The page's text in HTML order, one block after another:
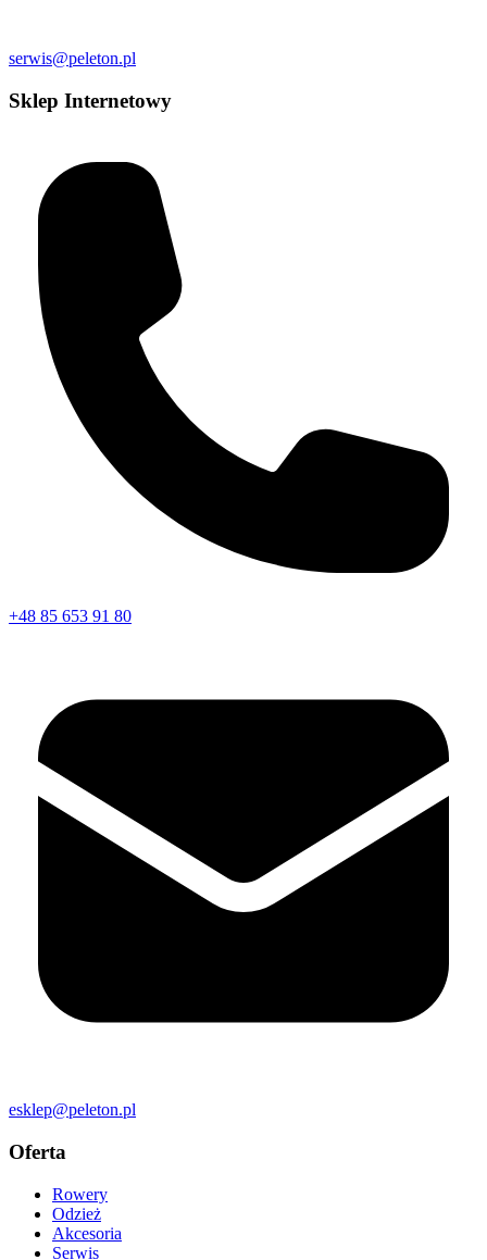
serwis@peleton.pl
Sklep Internetowy
+48 85 653 91 80
esklep@peleton.pl
Oferta
Rowery
Odzież
Akcesoria
Serwis